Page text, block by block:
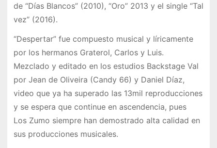
de “Días Blancos” (2010), “Oro” 2013 y el single “Tal
vez” (2016).
“Despertar” fue compuesto musical y líricamente
por los hermanos Graterol, Carlos y Luis.
Mezclado y editado en los estudios Backstage Val
por Jean de Oliveira (Candy 66) y Daniel Díaz,
video que ya ha superado las 13mil reproducciones
y se espera que continue en ascendencia, pues
Los Zumo siempre han demostrado alta calidad en
sus producciones musicales.